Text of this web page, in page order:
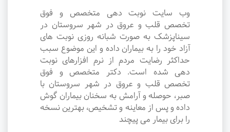
وب سایت نوبت دهی متخصص و فوق
تخصص قلب و عروق در شهر سروستان در
سیناپزشک به صورت شبانه روزی نوبت های
آزاد خود را به بیماران داده و این موضوع سبب
حداکثر رضایت مردم از نرم افزارهای نوبت
دهی شده است. دکتر متخصص و فوق
تخصص قلب و عروق در شهر سروستان با
صبر، حوصله و آرامش به سخنان بیماران گوش
داده و پس از معاینه و تشخیص، بهترین نسخه
را برای بیمار می پیچند